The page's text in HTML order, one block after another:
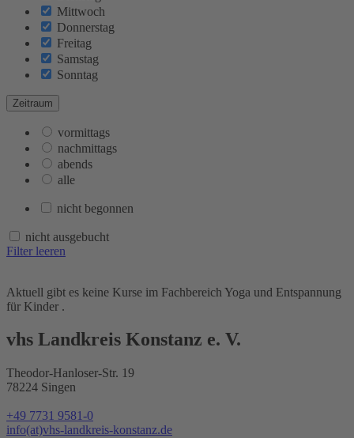
Mittwoch
Donnerstag
Freitag
Samstag
Sonntag
Zeitraum
vormittags
nachmittags
abends
alle
nicht begonnen
nicht ausgebucht
Filter leeren
Aktuell gibt es keine Kurse im Fachbereich Yoga und Entspannung
für Kinder .
vhs Landkreis Konstanz e. V.
Theodor-Hanloser-Str. 19
78224 Singen
+49 7731 9581-0
info(at)vhs-landkreis-konstanz.de